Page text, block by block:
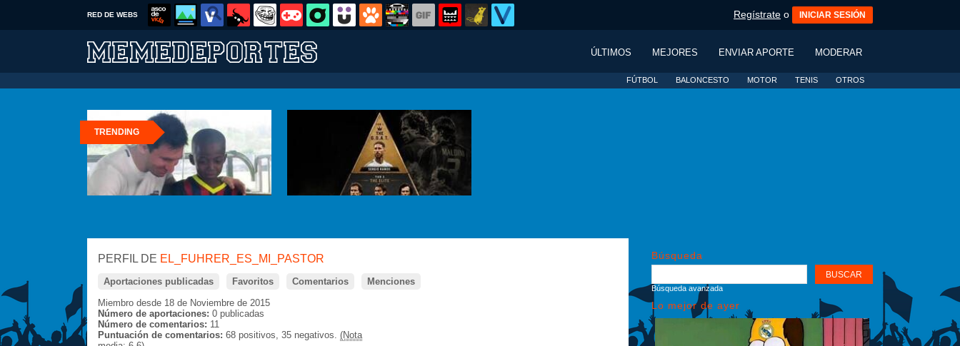
RED DE WEBS Regístrate o INICIAR SESIÓN
ÚLTIMOS MEJORES ENVIAR APORTE MODERAR
FÚTBOL BALONCESTO MOTOR TENIS OTROS
TRENDING
PERFIL DE EL_FUHRER_ES_MI_PASTOR
Aportaciones publicadas Favoritos Comentarios
Menciones
Miembro desde 18 de Noviembre de 2015
Número de aportaciones: 0 publicadas
Número de comentarios: 11
Puntuación de comentarios: 68 positivos, 35 negativos. (Nota
Búsqueda
Búsqueda avanzada
Lo mejor de ayer